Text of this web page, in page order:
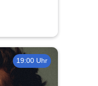
19:00 Uhr